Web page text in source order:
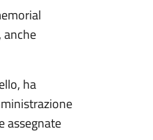
anche
ha
assegnate